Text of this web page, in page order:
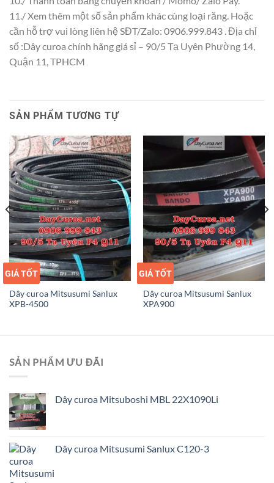
11./ Xem thêm một số sản phẩm khác cùng loại răng. Hoặc
cần hỗ trợ vui lòng liên hệ SĐT/Zalo: 0906.999.843 . Địa chỉ
số :Dây curoa chính hãng giá sỉ – 90/5 Tạ Uyên Phường 14,
Quận 11, TPHCM
SẢN PHẨM TƯƠNG TỰ
GIÁ SỈ
GIÁ TỐT
Dây curoa Mitsusumi Sanlux
XPB-4500
GIÁ SỈ
GIÁ TỐT
Dây curoa Mitsusumi Sanlux
XPA900
SẢN PHẨM ƯU ĐÃI
Dây curoa Mitsuboshi MBL 22X1090Li
Dây curoa Mitsusumi Sanlux C120-3